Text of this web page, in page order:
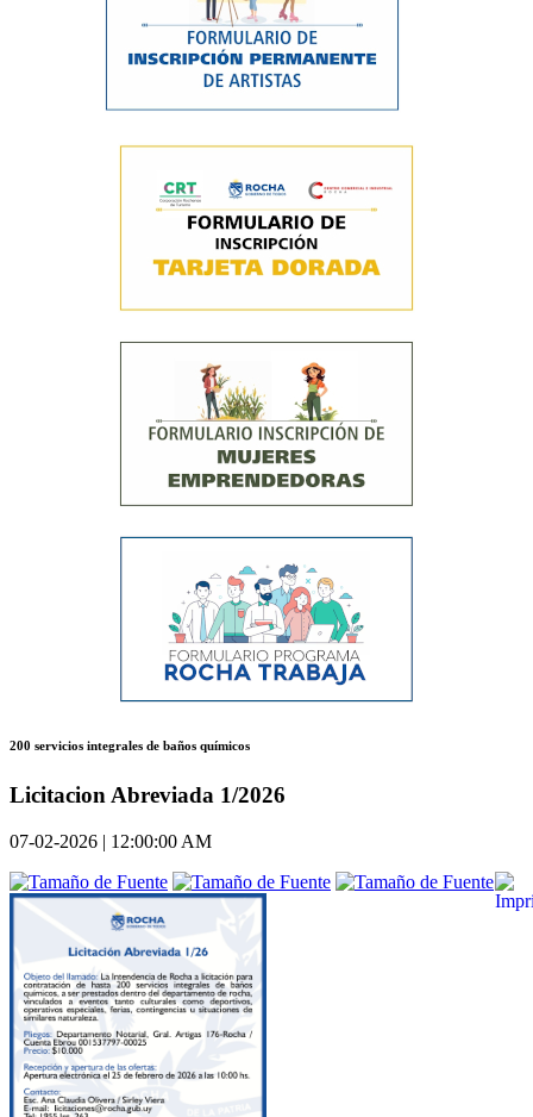
200 servicios integrales de baños químicos
Licitacion Abreviada 1/2026
07-02-2026 | 12:00:00 AM